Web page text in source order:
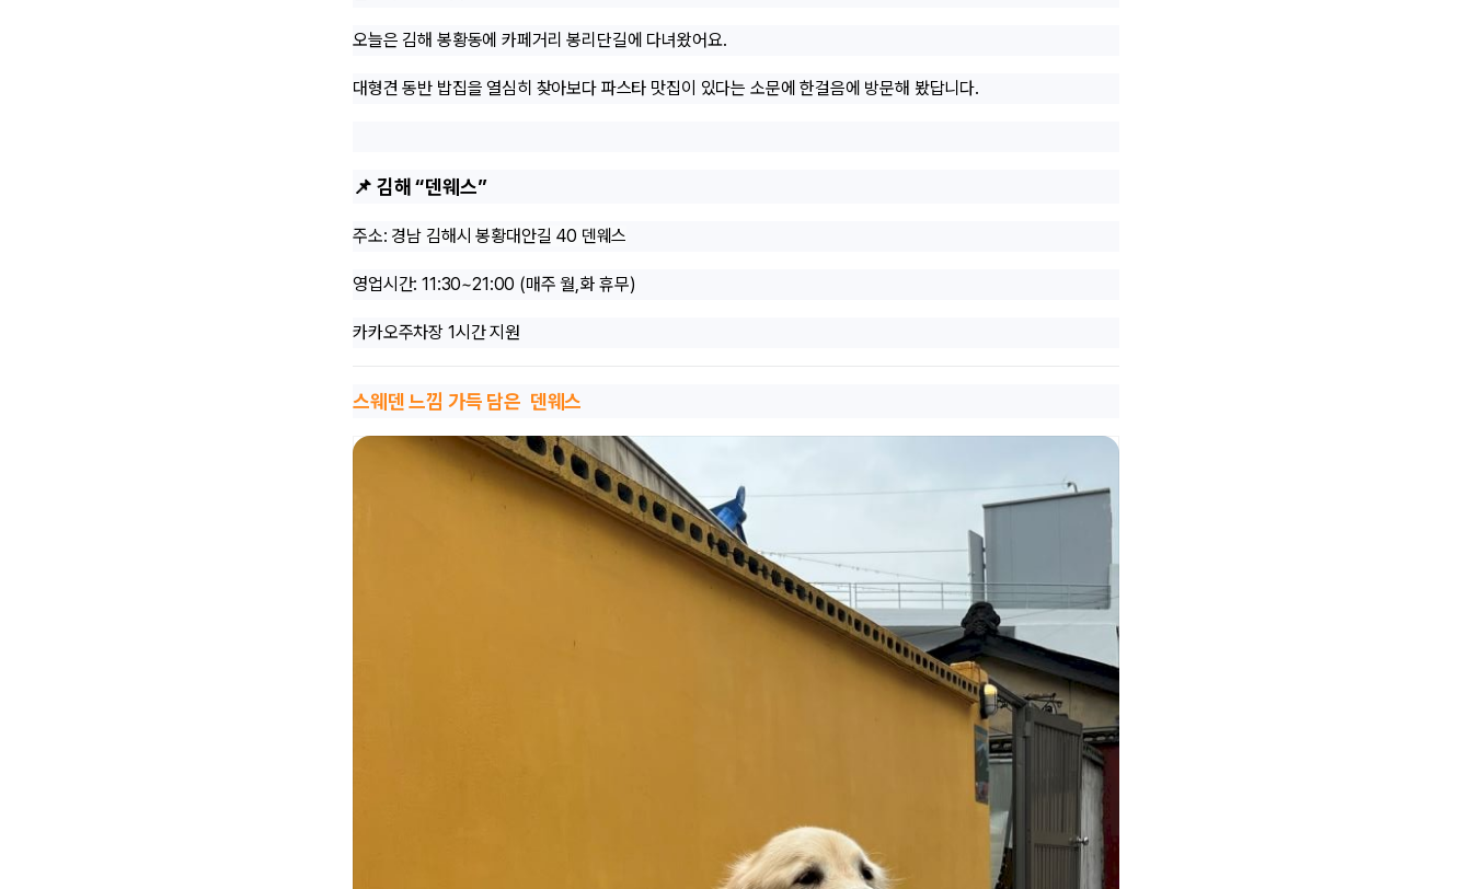
오늘은 김해 봉황동에 카페거리 봉리단길에 다녀왔어요.
대형견 동반 밥집을 열심히 찾아보다 파스타 맛집이 있다는 소문에 한걸음에 방문해 봤답니다.
📌 김해 “덴웨스”
주소: 경남 김해시 봉황대안길 40 덴웨스
영업시간: 11:30~21:00 (매주 월,화 휴무)
카카오주차장 1시간 지원
스웨덴 느낌 가득 담은 덴웨스